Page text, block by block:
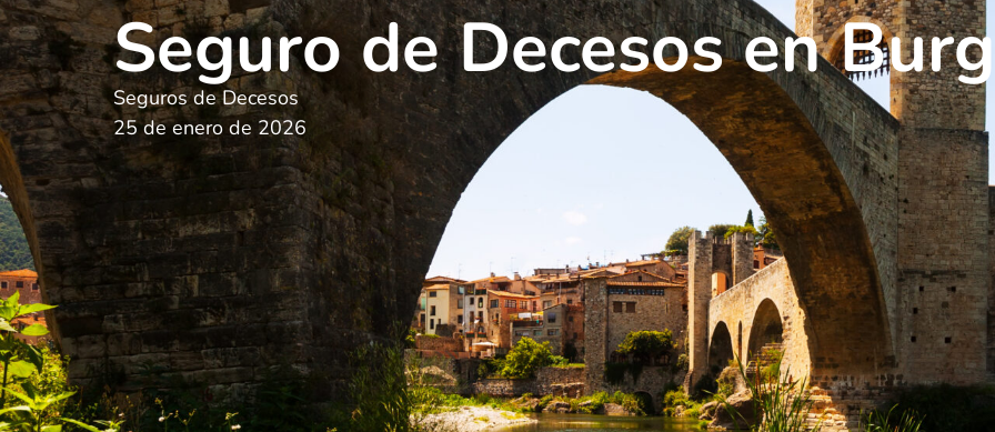
Seguro de Decesos en
Seguros de Decesos
25 de enero de 2026